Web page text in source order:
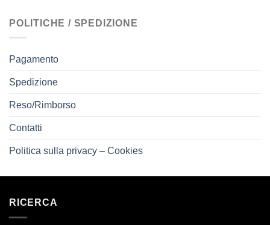
POLITICHE / SPEDIZIONE
Pagamento
Spedizione
Reso/Rimborso
Contatti
Politica sulla privacy – Cookies
RICERCA